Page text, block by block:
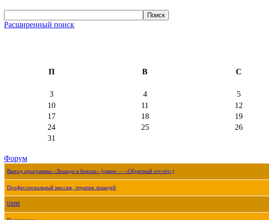
Расширенный поиск
П В С
3
4 5
10
11 12
17
18 19
24
25 26
31
Форум
Выход программы «Лошади в боксах» (ранее — «Обратный отсчёт»)
Профессиональный массаж, терапия лошадей
ЦМИ